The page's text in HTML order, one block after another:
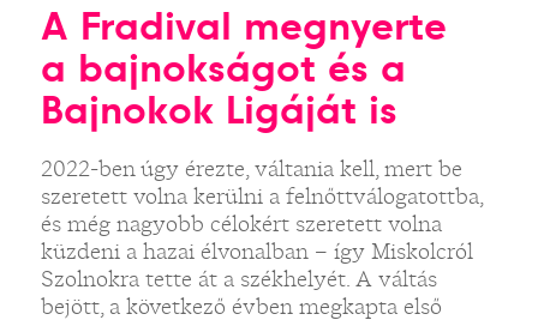
A Fradival megnyerte
a bajnokságot és a
Bajnokok Ligáját is
2022-ben úgy érezte, váltania kell, mert be
szeretett volna kerülni a felnőttválogatottba,
és még nagyobb célokért szeretett volna
küzdeni a hazai élvonalban – így Miskolcról
Szolnokra tette át a székhelyét. A váltás
bejött, a következő évben megkapta első